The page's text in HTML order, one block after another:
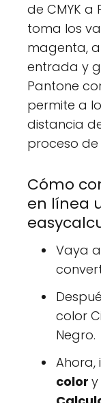
de CMYK a
toma los
magenta,
entrada y
Pantone
permite a
distancia
proceso de
Cómo
en línea
Vaya
color
Negro.
Ahora,
color